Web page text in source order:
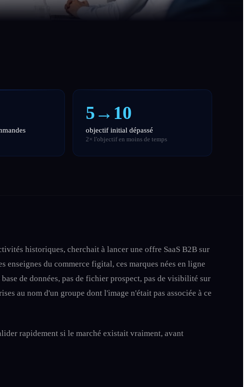
5→10
objectif initial dépassé
2× l'objectif en moins de temps
historiques, cherchait à lancer une offre SaaS B2B sur
enseignes du commerce figital, ces marques nées en ligne
de données, pas de fichier prospect, pas de visibilité sur
au nom d'un groupe dont l'image n'était pas associée à ce
rapidement si le marché existait vraiment, avant